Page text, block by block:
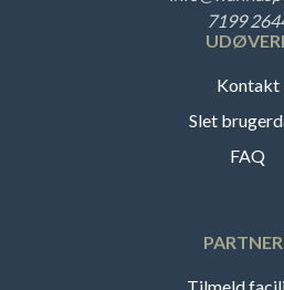
7199
Kontakt
Slet
FAQ